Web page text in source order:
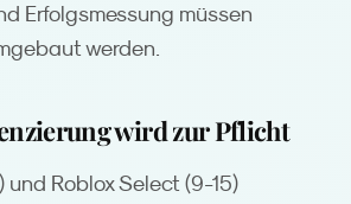
Erfolgsmessung müssen
werden.
wird zur Pflicht
und Roblox Select (9-15)